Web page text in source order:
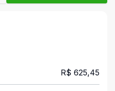
R$ 625,45